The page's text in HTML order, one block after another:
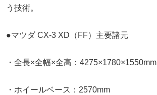
う技術。
●マツダ CX-3 XD（FF）主要諸元
・全長×全幅×全高：4275×1780×1550mm
・ホイールベース：2570mm